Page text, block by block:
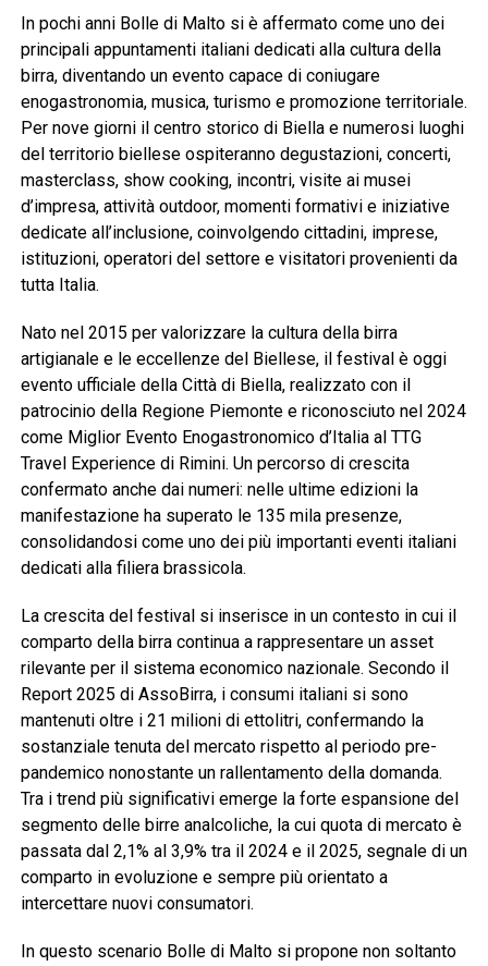
In pochi anni Bolle di Malto si è affermato come uno dei
principali appuntamenti italiani dedicati alla cultura della
birra, diventando un evento capace di coniugare
enogastronomia, musica, turismo e promozione territoriale.
Per nove giorni il centro storico di Biella e numerosi luoghi
del territorio biellese ospiteranno degustazioni, concerti,
masterclass, show cooking, incontri, visite ai musei
d’impresa, attività outdoor, momenti formativi e iniziative
dedicate all’inclusione, coinvolgendo cittadini, imprese,
istituzioni, operatori del settore e visitatori provenienti da
tutta Italia.
Nato nel 2015 per valorizzare la cultura della birra
artigianale e le eccellenze del Biellese, il festival è oggi
evento ufficiale della Città di Biella, realizzato con il
patrocinio della Regione Piemonte e riconosciuto nel 2024
come Miglior Evento Enogastronomico d’Italia al TTG
Travel Experience di Rimini. Un percorso di crescita
confermato anche dai numeri: nelle ultime edizioni la
manifestazione ha superato le 135 mila presenze,
consolidandosi come uno dei più importanti eventi italiani
dedicati alla filiera brassicola.
La crescita del festival si inserisce in un contesto in cui il
comparto della birra continua a rappresentare un asset
rilevante per il sistema economico nazionale. Secondo il
Report 2025 di AssoBirra, i consumi italiani si sono
mantenuti oltre i 21 milioni di ettolitri, confermando la
sostanziale tenuta del mercato rispetto al periodo pre-
pandemico nonostante un rallentamento della domanda.
Tra i trend più significativi emerge la forte espansione del
segmento delle birre analcoliche, la cui quota di mercato è
passata dal 2,1% al 3,9% tra il 2024 e il 2025, segnale di un
comparto in evoluzione e sempre più orientato a
intercettare nuovi consumatori.
In questo scenario Bolle di Malto si propone non soltanto